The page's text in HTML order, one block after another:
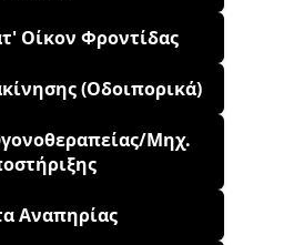
Οίκον Φροντίδας
(Οδοιπορικά)
Μηχ.
Αναπηρίας